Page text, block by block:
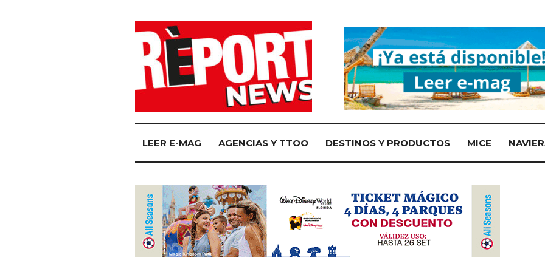
LEER E-MAG AGENCIAS Y TTOO DESTINOS Y PRODUCTOS MICE